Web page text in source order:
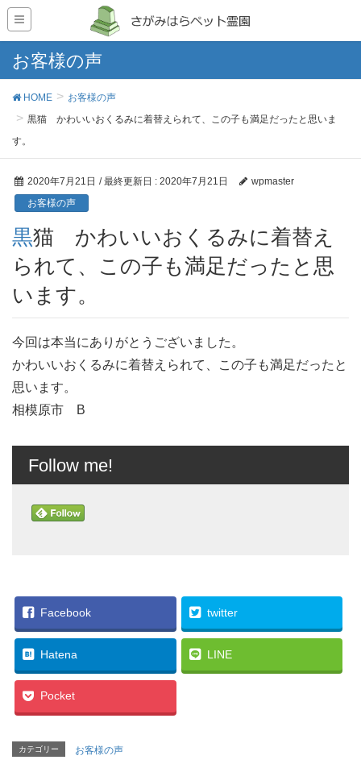
お客様の声
HOME
お客様の声
黒猫 かわいいおくるみに着替えられて、この子も満足だったと思いま
す。
2020年7月21日 / 最終更新日 : 2020年7月21日
wpmaster
お客様の声
黒猫 かわいいおくるみに着替え
られて、この子も満足だったと思
います。
今回は本当にありがとうございました。
かわいいおくるみに着替えられて、この子も満足だったと
思います。
相模原市 B
Follow me!
Facebook twitter
Hatena LINE
Pocket
カテゴリー お客様の声